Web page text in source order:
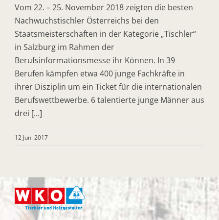
Vom 22. – 25. November 2018 zeigten die besten
Nachwuchstischler Österreichs bei den
Staatsmeisterschaften in der Kategorie „Tischler“
in Salzburg im Rahmen der
Berufsinformationsmesse ihr Können. In 39
Berufen kämpfen etwa 400 junge Fachkräfte in
ihrer Disziplin um ein Ticket für die internationalen
Berufswettbewerbe. 6 talentierte junge Männer aus
drei [...]
12 Juni 2017